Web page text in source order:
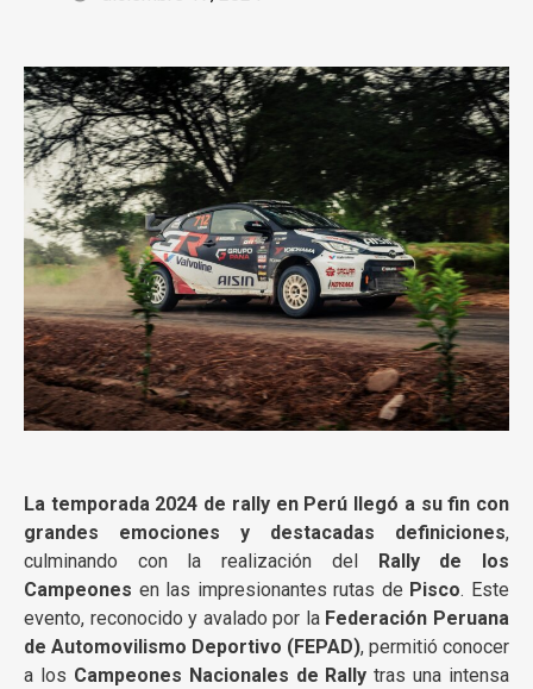
La temporada 2024 de rally en Perú llegó a su fin con
grandes emociones y destacadas definiciones,
culminando con la realización del
Rally de los
Campeones en las impresionantes rutas de Pisco. Este
evento, reconocido y avalado por la Federación Peruana
de Automovilismo Deportivo (FEPAD), permitió conocer
a los Campeones Nacionales de Rally tras una intensa